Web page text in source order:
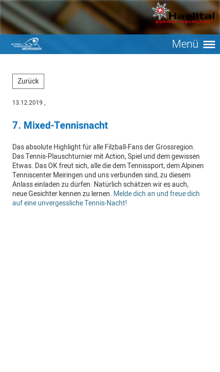
Menü
Zurück
13.12.2019 ,
7. Mixed-Tennisnacht
Das absolute Highlight für alle Filzball-Fans der Grossregion.
Das Tennis-Plauschturnier mit Action, Spiel und dem gewissen
Etwas. Das OK freut sich, alle die dem Tennissport, dem Alpinen
Tenniscenter Meiringen und uns verbunden sind, zu diesem
Anlass einladen zu dürfen. Natürlich schätzen wir es auch,
neue Gesichter kennen zu lernen. Melde dich an und freue dich
auf eine unvergessliche Tennis-Nacht!